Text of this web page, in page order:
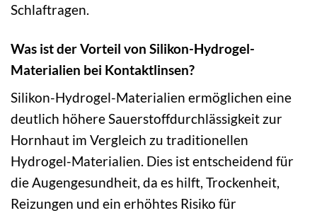
Schlaftragen.
Was ist der Vorteil von Silikon-Hydrogel-
Materialien bei Kontaktlinsen?
Silikon-Hydrogel-Materialien ermöglichen eine
deutlich höhere Sauerstoffdurchlässigkeit zur
Hornhaut im Vergleich zu traditionellen
Hydrogel-Materialien. Dies ist entscheidend für
die Augengesundheit, da es hilft, Trockenheit,
Reizungen und ein erhöhtes Risiko für